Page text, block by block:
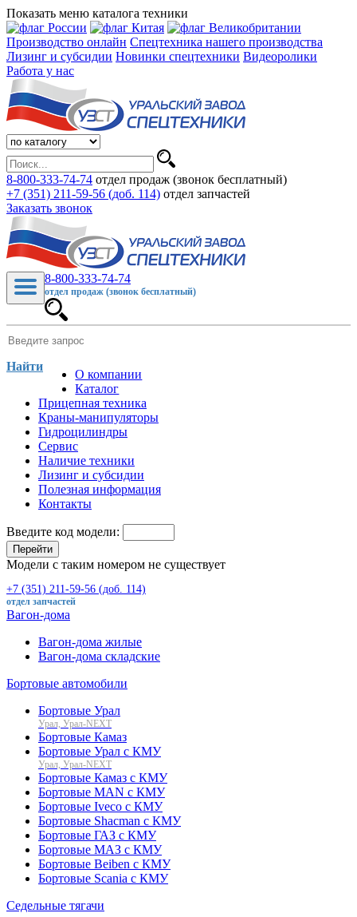
Показать меню каталога техники
Производство онлайн Спецтехника нашего производства
Лизинг и субсидии Новинки спецтехники Видеоролики
Работа у нас
8-800-333-74-74 отдел продаж (звонок бесплатный)
+7 (351) 211-59-56 (доб. 114) отдел запчастей
Заказать звонок
8-800-333-74-74
отдел продаж (звонок бесплатный)
Найти
О компании
Каталог
Прицепная техника
Краны-манипуляторы
Гидроцилиндры
Сервис
Наличие техники
Лизинг и субсидии
Полезная информация
Контакты
Введите код модели:
Перейти
Модели с таким номером не существует
+7 (351) 211-59-56 (доб. 114)
отдел запчастей
Вагон-дома
Вагон-дома жилые
Вагон-дома складские
Бортовые автомобили
Бортовые Урал
Урал, Урал-NEXT
Бортовые Камаз
Бортовые Урал с КМУ
Урал, Урал-NEXT
Бортовые Камаз с КМУ
Бортовые MAN с КМУ
Бортовые Iveco с КМУ
Бортовые Shacman с КМУ
Бортовые ГАЗ с КМУ
Бортовые МАЗ с КМУ
Бортовые Beiben с КМУ
Бортовые Scania с КМУ
Седельные тягачи